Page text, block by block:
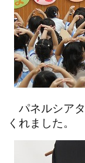
パネルシア
くれました。